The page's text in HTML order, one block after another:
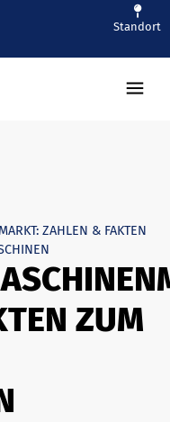
Standort
ZAHLEN & FAKTEN
ZUM